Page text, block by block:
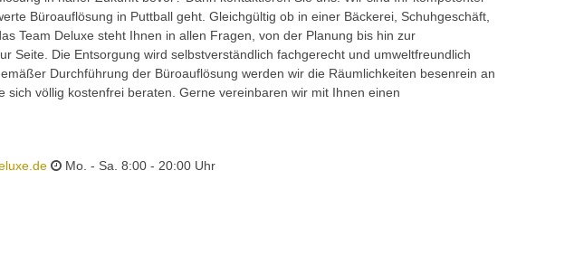
Büroauflösung in Puttball geht. Gleichgültig ob in einer Bäckerei, Schuhgeschäft,
Team Deluxe steht Ihnen in allen Fragen, von der Planung bis hin zur
Seite. Die Entsorgung wird selbstverständlich fachgerecht und umweltfreundlich
Durchführung der Büroauflösung werden wir die Räumlichkeiten besenrein an
sich völlig kostenfrei beraten. Gerne vereinbaren wir mit Ihnen einen
Mo. - Sa. 8:00 - 20:00 Uhr